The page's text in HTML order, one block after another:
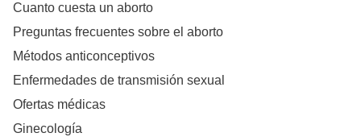
Cuanto cuesta un aborto
Preguntas frecuentes sobre el aborto
Métodos anticonceptivos
Enfermedades de transmisión sexual
Ofertas médicas
Ginecología